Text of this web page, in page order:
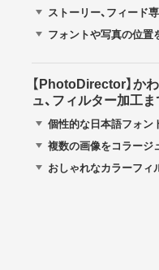
ストーリー、フィード
フォントや写真の位置
【PhotoDirector】か
ュ、フィルター加工ま
個性的な日本語フォン
複数の画像をコラージ
おしゃれなカラーフィ